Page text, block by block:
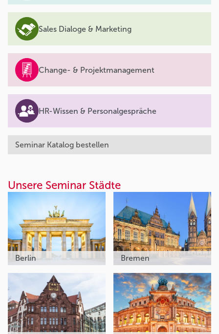
Sales Dialoge & Marketing
Change- & Projektmanagement
HR-Wissen & Personalgespräche
Seminar Katalog bestellen
Unsere Seminar Städte
Berlin Bremen